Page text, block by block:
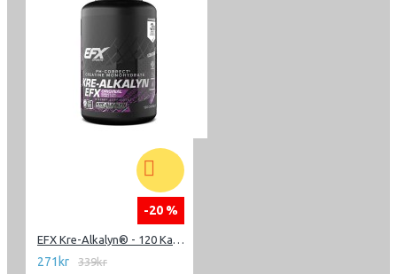
-20 %
EFX Kre-Alkalyn® - 120 Kapslar
271kr 339kr